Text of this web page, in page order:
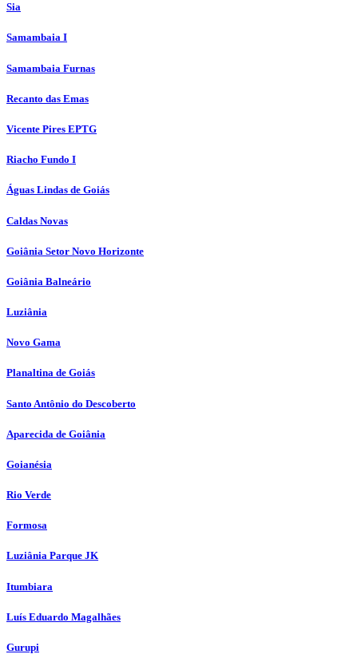
Sia
Samambaia I
Samambaia Furnas
Recanto das Emas
Vicente Pires EPTG
Riacho Fundo I
Águas Lindas de Goiás
Caldas Novas
Goiânia Setor Novo Horizonte
Goiânia Balneário
Luziânia
Novo Gama
Planaltina de Goiás
Santo Antônio do Descoberto
Aparecida de Goiânia
Goianésia
Rio Verde
Formosa
Luziânia Parque JK
Itumbiara
Luís Eduardo Magalhães
Gurupi